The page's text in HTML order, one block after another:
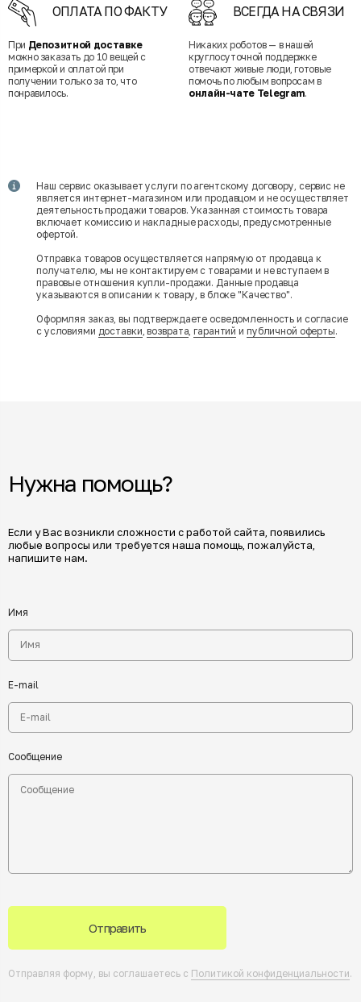
ОПЛАТА ПО ФАКТУ
При Депозитной доставке
можно заказать до 10 вещей с
примеркой и оплатой при
получении только за то, что
понравилось.
ВСЕГДА НА СВЯЗИ
Никаких роботов — в нашей
круглосуточной поддержке
отвечают живые люди, готовые
помочь по любым вопросам в
онлайн-чате Telegram.
Наш сервис оказывает услуги по агентскому договору, сервис не
является интернет-магазином или продавцом и не осуществляет
деятельность продажи товаров. Указанная стоимость товара
включает комиссию и накладные расходы, предусмотренные
офертой.
Отправка товаров осуществляется напрямую от продавца к
получателю, мы не контактируем с товарами и не вступаем в
правовые отношения купли-продажи. Данные продавца
указываются в описании к товару, в блоке "Качество".
Оформляя заказ, вы подтверждаете осведомленность и согласие
с условиями доставки,возврата,гарантий и публичной оферты.
Нужна помощь?
Если у Вас возникли сложности с работой сайта, появились
любые вопросы или требуется наша помощь, пожалуйста,
напишите нам.
Имя
E-mail
Сообщение
Отправить
Отправляя форму, вы соглашаетесь с Политикой конфиденциальности.